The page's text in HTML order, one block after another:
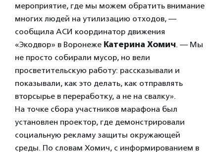
мероприятие, где мы можем обратить внимание
многих людей на утилизацию отходов, —
сообщила АСИ координатор движения
«Экодвор» в Воронеже Катерина Хомич. — Мы
не просто собирали мусор, но вели
просветительскую работу: рассказывали и
показывали, как это делать, как отправлять
вторсырье в переработку, а не на свалку».
На точке сбора участников марафона был
установлен проектор, где демонстрировали
социальную рекламу защиты окружающей
среды. По словам Хомич, с информированием в